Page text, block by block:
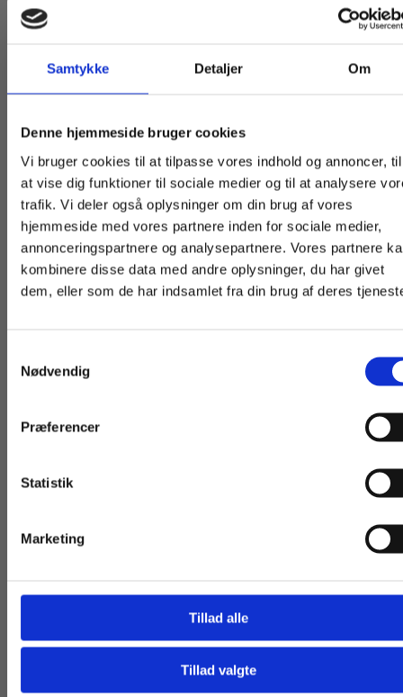
Samtykke Detaljer Om
Denne hjemmeside bruger cookies
Vi bruger cookies til at tilpasse vores indhold og annoncer, til
at vise dig funktioner til sociale medier og til at analysere
trafik. Vi deler også oplysninger om din brug af vores
hjemmeside med vores partnere inden for sociale medier,
annonceringspartnere og analysepartnere. Vores partnere
kombinere disse data med andre oplysninger, du har givet
dem, eller som de har indsamlet fra din brug af deres
Nødvendig
Præferencer
Statistik
Marketing
Tillad alle
Tillad valgte
Guatemala. I bogen møder vi unge i alderen 13-27
unge i hovedstaden til kaffeplukkeren og
gadesælgeren.
Titler i serien
Gente que cuenta, eBog+ med film
Narraciones de
Fortsæt som:
For privatkunder og
studerende. Du får
vist priser inkl.
For institutioner og
virksomheder. Du
får vist priser ekskl.
Gå til praxisOnline